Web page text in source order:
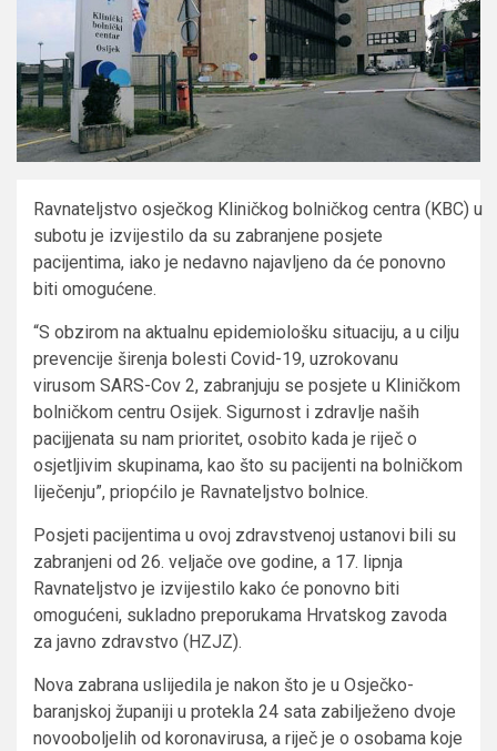
Ravnateljstvo osječkog Kliničkog bolničkog centra (KBC) u
subotu je izvijestilo da su zabranjene posjete
pacijentima, iako je nedavno najavljeno da će ponovno
biti omogućene.
“S obzirom na aktualnu epidemiološku situaciju, a u cilju
prevencije širenja bolesti Covid-19, uzrokovanu
virusom SARS-Cov 2, zabranjuju se posjete u Kliničkom
bolničkom centru Osijek. Sigurnost i zdravlje naših
pacijjenata su nam prioritet, osobito kada je riječ o
osjetljivim skupinama, kao što su pacijenti na bolničkom
liječenju”, priopćilo je Ravnateljstvo bolnice.
Posjeti pacijentima u ovoj zdravstvenoj ustanovi bili su
zabranjeni od 26. veljače ove godine, a 17. lipnja
Ravnateljstvo je izvijestilo kako će ponovno biti
omogućeni, sukladno preporukama Hrvatskog zavoda
za javno zdravstvo (HZJZ).
Nova zabrana uslijedila je nakon što je u Osječko-
baranjskoj županiji u protekla 24 sata zabilježeno dvoje
novooboljelih od koronavirusa, a riječ je o osobama koje